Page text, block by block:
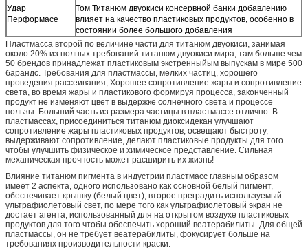
Удар
Перформасе
Том Титанюм двуокиси консервной банки добавлению
влияет на качество пластиковых продуктов, особенно в
состоянии более большого добавления
Пластмасса второй по величине части для титанюм двуокиси, занимая
около 20% из полных требований титанюм двуокиси мира, там больше чем
50 брендов принадлежат пластиковым экстренныйым выпускам в мире 500
барандс. Требования для пластмассы, мелких частиц, хорошего
проведения рассеивания; Хорошее сопротивление жары и сопротивление
света, во время жары и пластикового формируя процесса, законченный
продукт не изменяют цвет в выдержке солнечного света и процессе
пользы. Больший часть из размера частицы в пластмассе отлично. В
пластмассах, присоединиться титанюм диоксидекан улучшают
сопротивление жары пластиковых продуктов, освещают быстроту,
выдерживают сопротивление, делают пластиковые продукты для того
чтобы улучшить физическое и химическое представление. Сильная
механическая прочность может расширить их жизнь!
Влияние титанюм пигмента в индустрии пластмасс главным образом
имеет 2 аспекта, одного использовано как основной белый пигмент,
обеспечивает крышку (белый цвет); второе преградить используемый
ультрафиолетовый свет, по мере того как ультрафиолетовый экран не
достает агента, использованный для на открытом воздухе пластиковых
продуктов для того чтобы обеспечить хороший веатерабилиты. Для общей
пластмассы, он не требует веатерабилиты, фокусирует больше на
требованиях производительности краски.